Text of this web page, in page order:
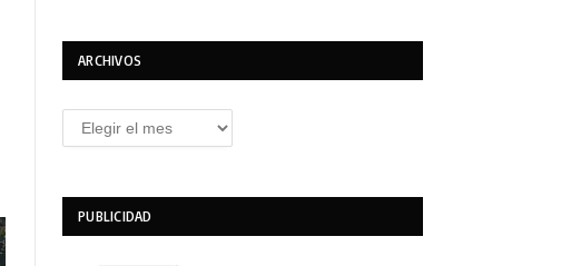
ARCHIVOS
Archivos
PUBLICIDAD